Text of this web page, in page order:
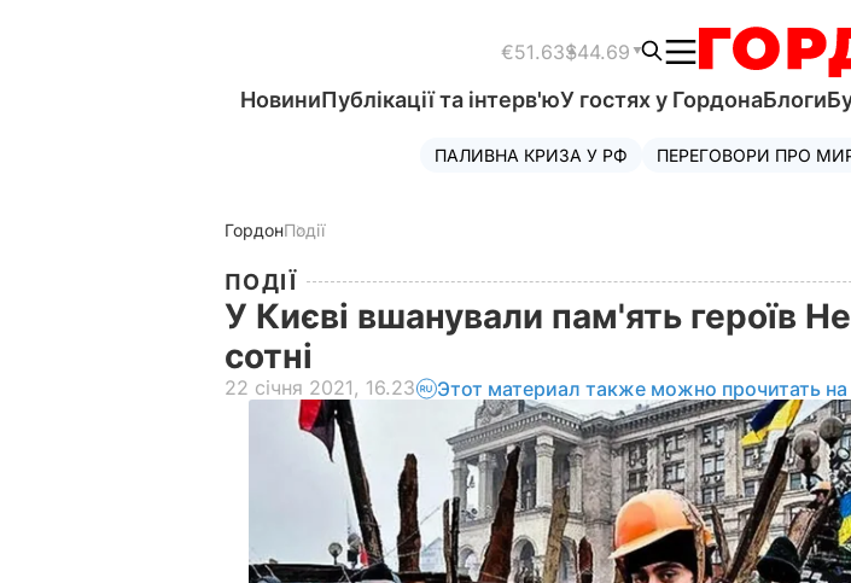
€51.63$44.69
НовиниПублікації та інтерв'юУ гостях у ГордонаБлоги
ПАЛИВНА КРИЗА У РФ ПЕРЕГОВОРИ ПРО МИР
ГордонПодії
ПОДІЇ
У Києві вшанували пам'ять героїв
сотні
22 січня 2021, 16.23 Этот материал также можно прочитать